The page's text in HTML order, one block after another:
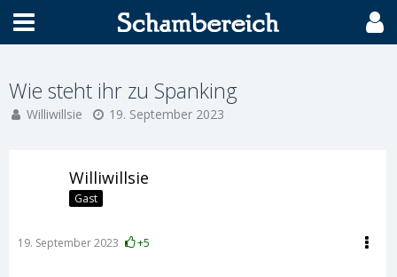
Wie steht ihr zu Spanking
Williwillsie 19. September 2023
Williwillsie
Gast
19. September 2023 +5